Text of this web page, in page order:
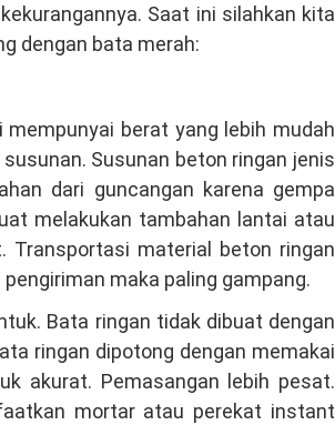
Saat ini silahkan kita
dengan bata merah:
berat yang lebih mudah
Susunan beton ringan jenis
dari guncangan karena gempa
melakukan tambahan lantai atau
Transportasi material beton ringan
maka paling gampang.
Bata ringan tidak dibuat dengan
ringan dipotong dengan memakai
akurat. Pemasangan lebih pesat.
mortar atau perekat instant